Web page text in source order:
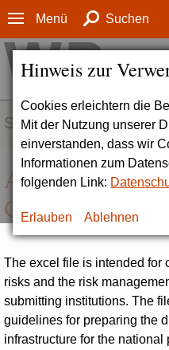
Hinweis zur
Cookies erleichtern die
Mit der Nutzung unserer
einverstanden, dass wir
Informationen zum
folgenden Link:
Erlauben Ablehnen
Menü Suchen
SERVICE
Addendum A11:
Concept for Risk
The excel file is intended for
risks and the risk
submitting institutions. The
guidelines for preparing the
infrastructure for the